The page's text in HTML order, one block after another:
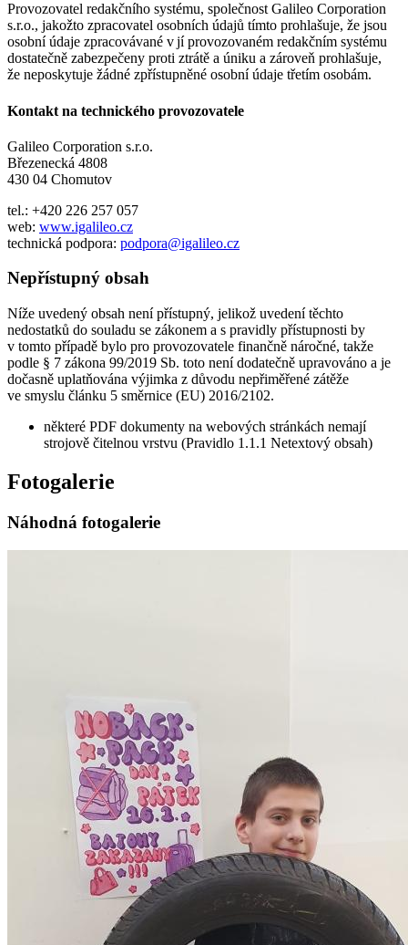
Provozovatel redakčního systému, společnost Galileo Corporation
s.r.o., jakožto zpracovatel osobních údajů tímto prohlašuje, že jsou
osobní údaje zpracovávané v jí provozovaném redakčním systému
dostatečně zabezpečeny proti ztrátě a úniku a zároveň prohlašuje,
že neposkytuje žádné zpřístupněné osobní údaje třetím osobám.
Kontakt na technického provozovatele
Galileo Corporation s.r.o.
Březenecká 4808
430 04 Chomutov
tel.: +420 226 257 057
web: www.igalileo.cz
technická podpora: podpora@igalileo.cz
Nepřístupný obsah
Níže uvedený obsah není přístupný, jelikož uvedení těchto
nedostatků do souladu se zákonem a s pravidly přístupnosti by
v tomto případě bylo pro provozovatele finančně náročné, takže
podle § 7 zákona 99/2019 Sb. toto není dodatečně upravováno a je
dočasně uplatňována výjimka z důvodu nepřiměřené zátěže
ve smyslu článku 5 směrnice (EU) 2016/2102.
některé PDF dokumenty na webových stránkách nemají
strojově čitelnou vrstvu (Pravidlo 1.1.1 Netextový obsah)
Fotogalerie
Náhodná fotogalerie